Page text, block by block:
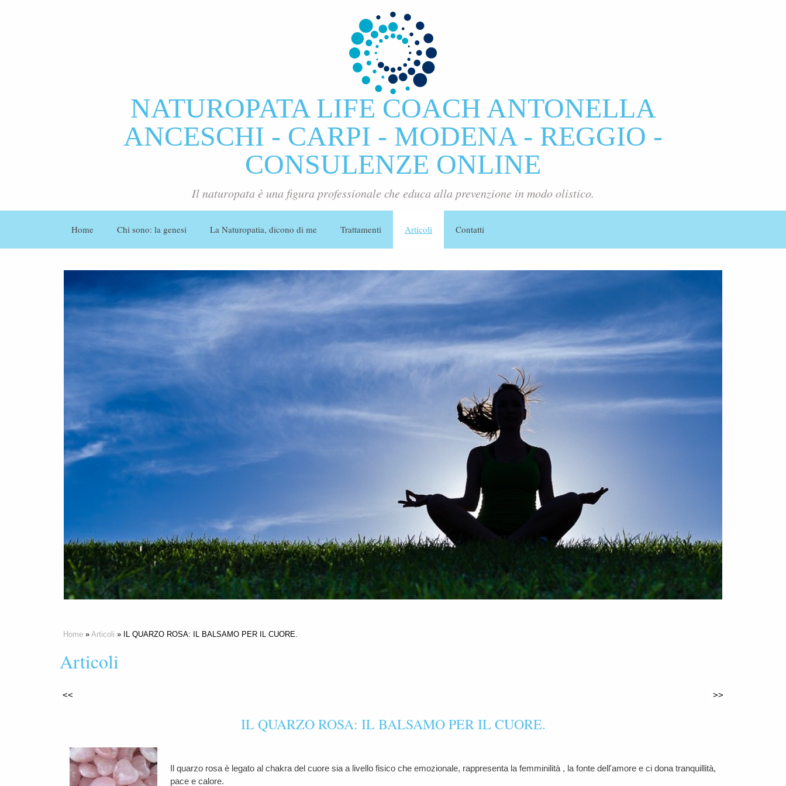
NATUROPATA LIFE COACH ANTONELLA
ANCESCHI - CARPI - MODENA - REGGIO -
CONSULENZE ONLINE
Il naturopata è una figura professionale che educa alla prevenzione in modo olistico.
Home Chi sono: la genesi La Naturopatia, dicono di me Trattamenti Articoli Contatti
Home » Articoli » IL QUARZO ROSA: IL BALSAMO PER IL CUORE.
Articoli
<< >>
IL QUARZO ROSA: IL BALSAMO PER IL CUORE.
Il quarzo rosa è legato al chakra del cuore sia a livello fisico che emozionale, rappresenta la femminilità , la fonte dell'amore e ci dona tranquillità,
pace e calore.